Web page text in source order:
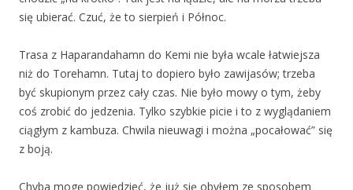
się ubierać. Czuć, że to sierpień i Północ.
Trasa z Haparandahamn do Kemi nie była wcale łatwiejsza
niż do Torehamn. Tutaj to dopiero było zawijasów; trzeba
być skupionym przez cały czas. Nie było mowy o tym, żeby
coś zrobić do jedzenia. Tylko szybkie picie i to z wyglądaniem
ciągłym z kambuza. Chwila nieuwagi i można „pocałować” się
z boją.
Chyba mogę powiedzieć, że już się obyłem ze sposobem